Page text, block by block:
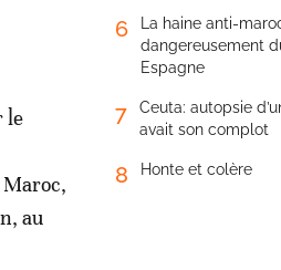
le
au
6
La haine anti-
dangereusement
Espagne
7
Ceuta: autopsie
avait son complot
8 Honte et colère